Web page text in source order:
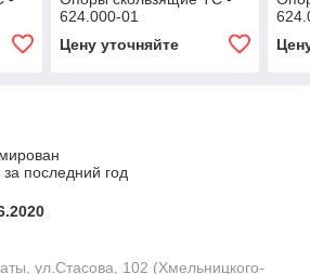
624.000-01
Цену уточняйте
последний год
ул.Стасова, 102 (Хмельницкого-